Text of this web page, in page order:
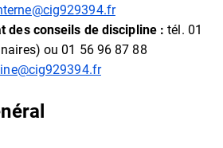
des conseils de discipline : tél. 01
ou 01 56 96 87 88